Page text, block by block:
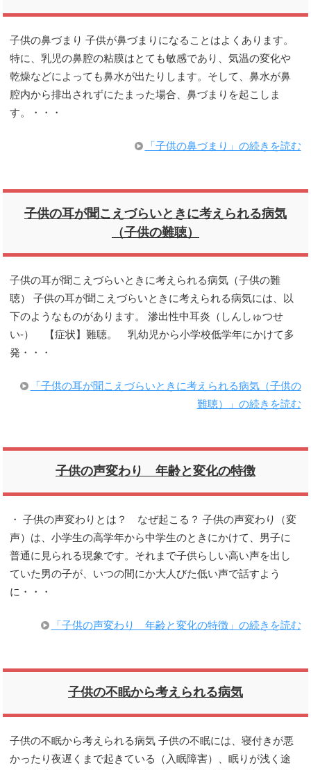
子供の鼻づまり 子供が鼻づまりになることはよくあります。
特に、乳児の鼻腔の粘膜はとても敏感であり、気温の変化や
乾燥などによっても鼻水が出たりします。そして、鼻水が鼻
腔内から排出されずにたまった場合、鼻づまりを起こしま
す。・・・
「子供の鼻づまり」の続きを読む
子供の耳が聞こえづらいときに考えられる病気
（子供の難聴）
子供の耳が聞こえづらいときに考えられる病気（子供の難
聴） 子供の耳が聞こえづらいときに考えられる病気には、以
下のようなものがあります。 滲出性中耳炎（しんしゅつせ
い-） 【症状】難聴。 乳幼児から小学校低学年にかけて多
発・・・
「子供の耳が聞こえづらいときに考えられる病気（子供の
難聴）」の続きを読む
子供の声変わり 年齢と変化の特徴
・ 子供の声変わりとは？ なぜ起こる？ 子供の声変わり（変
声）は、小学生の高学年から中学生のときにかけて、男子に
普通に見られる現象です。それまで子供らしい高い声を出し
ていた男の子が、いつの間にか大人びた低い声で話すよう
に・・・
「子供の声変わり 年齢と変化の特徴」の続きを読む
子供の不眠から考えられる病気
子供の不眠から考えられる病気 子供の不眠には、寝付きが悪
かったり夜遅くまで起きている（入眠障害）、眠りが浅く途